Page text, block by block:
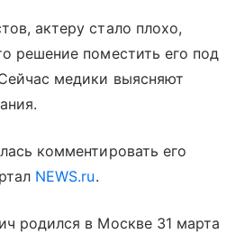
актеру стало плохо,
решение поместить его под
медики выясняют
комментировать его
NEWS.ru.
родился в Москве 31 марта